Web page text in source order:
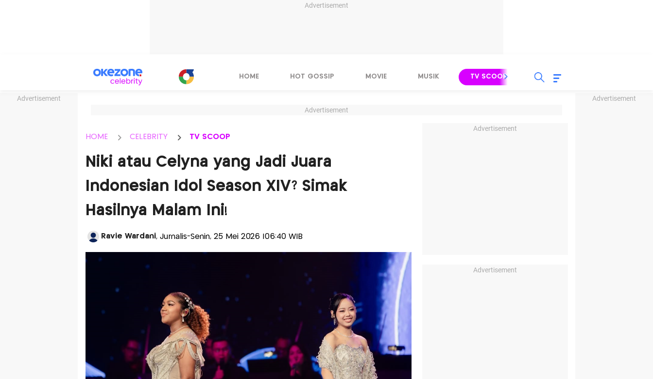
Advertisement
Advertisement Advertisement
HOME HOT GOSSIP MOVIE MUSIK TV SCOOP LIRIK
Advertisement
HOME CELEBRITY TV SCOOP
Niki atau Celyna yang Jadi Juara
Indonesian Idol Season XIV? Simak
Hasilnya Malam Ini!
Ravie Wardani, Jurnalis-Senin, 25 Mei 2026 |06:40 WIB
Advertisement
Advertisement